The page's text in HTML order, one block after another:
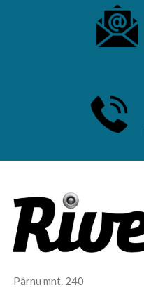
Pärnu mnt. 240